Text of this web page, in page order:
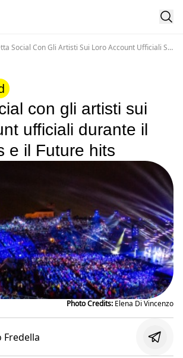
Social Con Gli Artisti Sui Loro Account Ufficiali Sui
con gli artisti sui
ufficiali durante il
e il Future hits
Photo Credits:Elena Di Vincenzo
Fredella